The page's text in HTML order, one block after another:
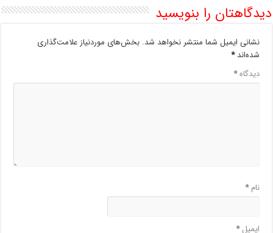
دیدگاهتان را بنویسید
نشانی ایمیل شما منتشر نخواهد شد. بخش‌های موردنیاز علامت‌گذاری
شده‌اند*
دیدگاه*
نام*
ایمیل*